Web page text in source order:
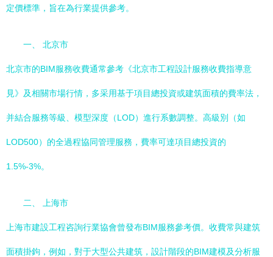
定價標準，旨在為行業提供參考。
一、 北京市
北京市的BIM服務收費通常參考《北京市工程設計服務收費指導意
見》及相關市場行情，多采用基于項目總投資或建筑面積的費率法，
并結合服務等級、模型深度（LOD）進行系數調整。高級別（如
LOD500）的全過程協同管理服務，費率可達項目總投資的
1.5%-3%。
二、 上海市
上海市建設工程咨詢行業協會曾發布BIM服務參考價。收費常與建筑
面積掛鉤，例如，對于大型公共建筑，設計階段的BIM建模及分析服